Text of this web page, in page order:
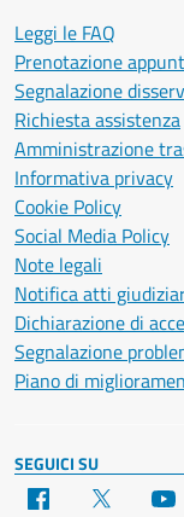
Leggi le FAQ
Prenotazione
Segnalazione
Richiesta assistenza
Amministrazione
Informativa privacy
Cookie Policy
Social Media Policy
Note legali
Notifica atti
Dichiarazione di
Segnalazione
Piano di
SEGUICI SU
Facebook